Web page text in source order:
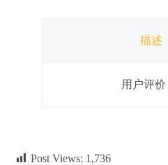
描述
用户评价
Post Views: 1,736